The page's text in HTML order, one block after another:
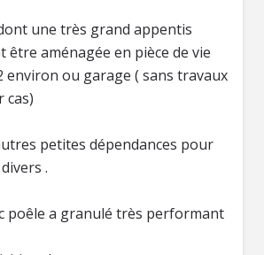
une très grand appentis
aménagée en pièce de vie
environ ou garage ( sans travaux
cas)
petites dépendances pour
.
poêle a granulé très performant